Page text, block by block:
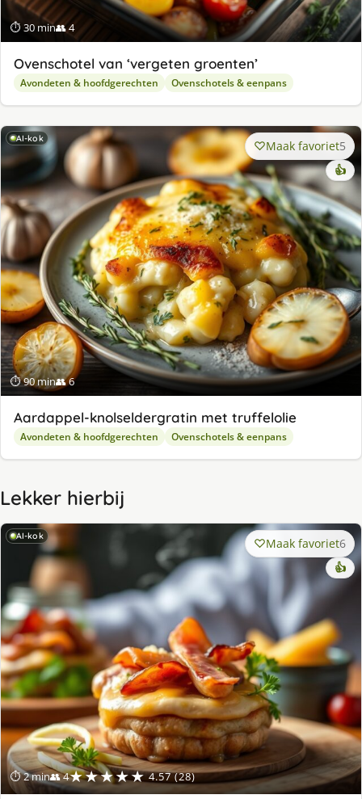
⏱ 30 min👥 4
Ovenschotel van ‘vergeten groenten’
Avondeten & hoofdgerechten Ovenschotels & eenpans
AI-kok
⏱ 90 min👥 6
Maak favoriet5
👍
Aardappel-knolseldergratin met truffelolie
Avondeten & hoofdgerechten Ovenschotels & eenpans
Lekker hierbij
AI-kok
⏱ 2 min👥 4★★★★★ 4.57 (28)
Maak favoriet6
👍